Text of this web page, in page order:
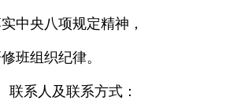
中央八项规定精神，
班组织纪律。
联系人及联系方式：